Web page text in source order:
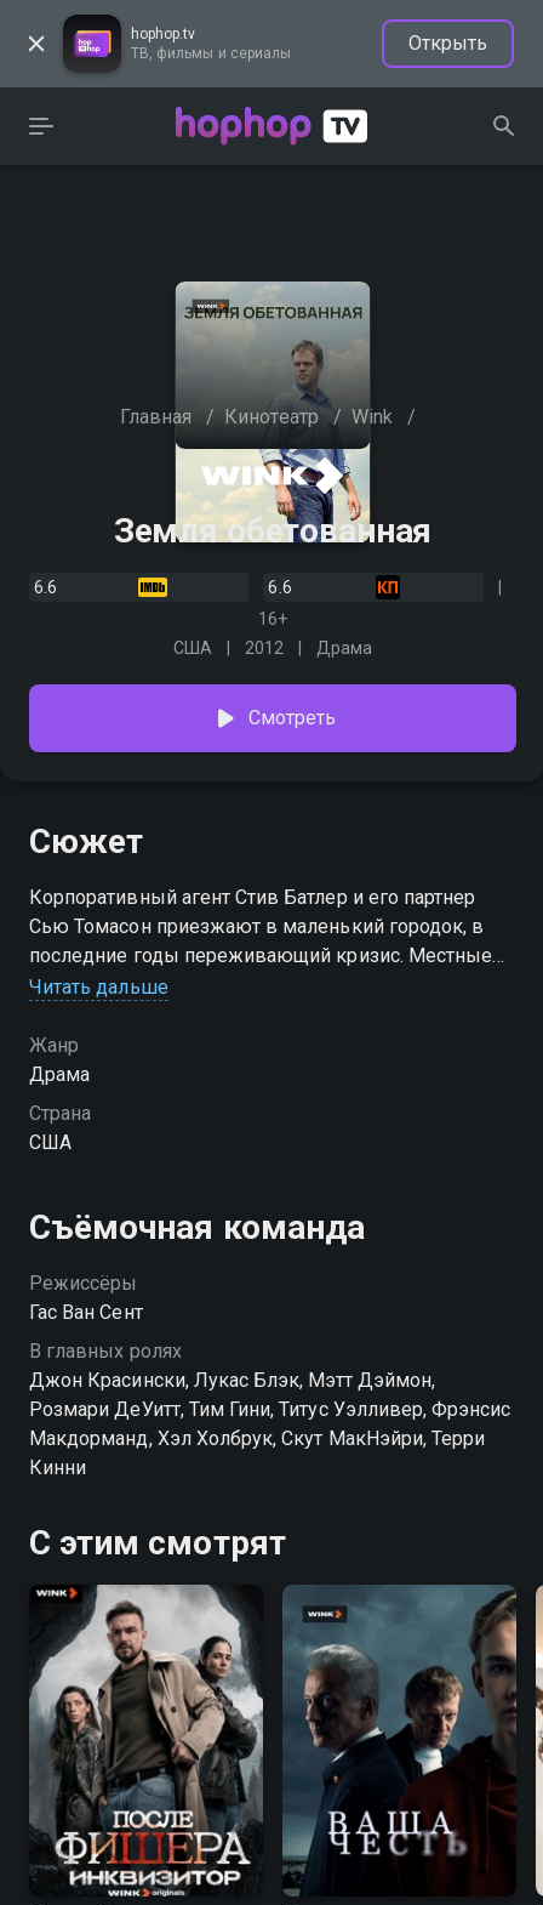
hophop.tv
ТВ, фильмы и сериалы
Открыть
Главная / Кинотеатр / Wink /
Земля обетованная
6.6
6.6
16+
США
2012 Драма
Смотреть
Сюжет
Корпоративный агент Стив Батлер и его партнер
Сью Томасон приезжают в маленький городок, в
последние годы переживающий кризис. Местные
жители готовы принять предложение компании и
их собственности. Все осложняется, когда в дело
вмешиваются школьный учитель и представитель
профсоюза, с которым у Стива личные счеты.
Читать дальше
Жанр
Драма
Страна
США
Съёмочная команда
Режиссёры
Гас Ван Сент
В главных ролях
Джон Красински, Лукас Блэк, Мэтт Дэймон,
Розмари ДеУитт, Тим Гини, Титус Уэлливер, Фрэнсис
Макдорманд, Хэл Холбрук, Скут МакНэйри, Терри
Кинни
С этим смотрят
7.9 6.8 8.2 7.2